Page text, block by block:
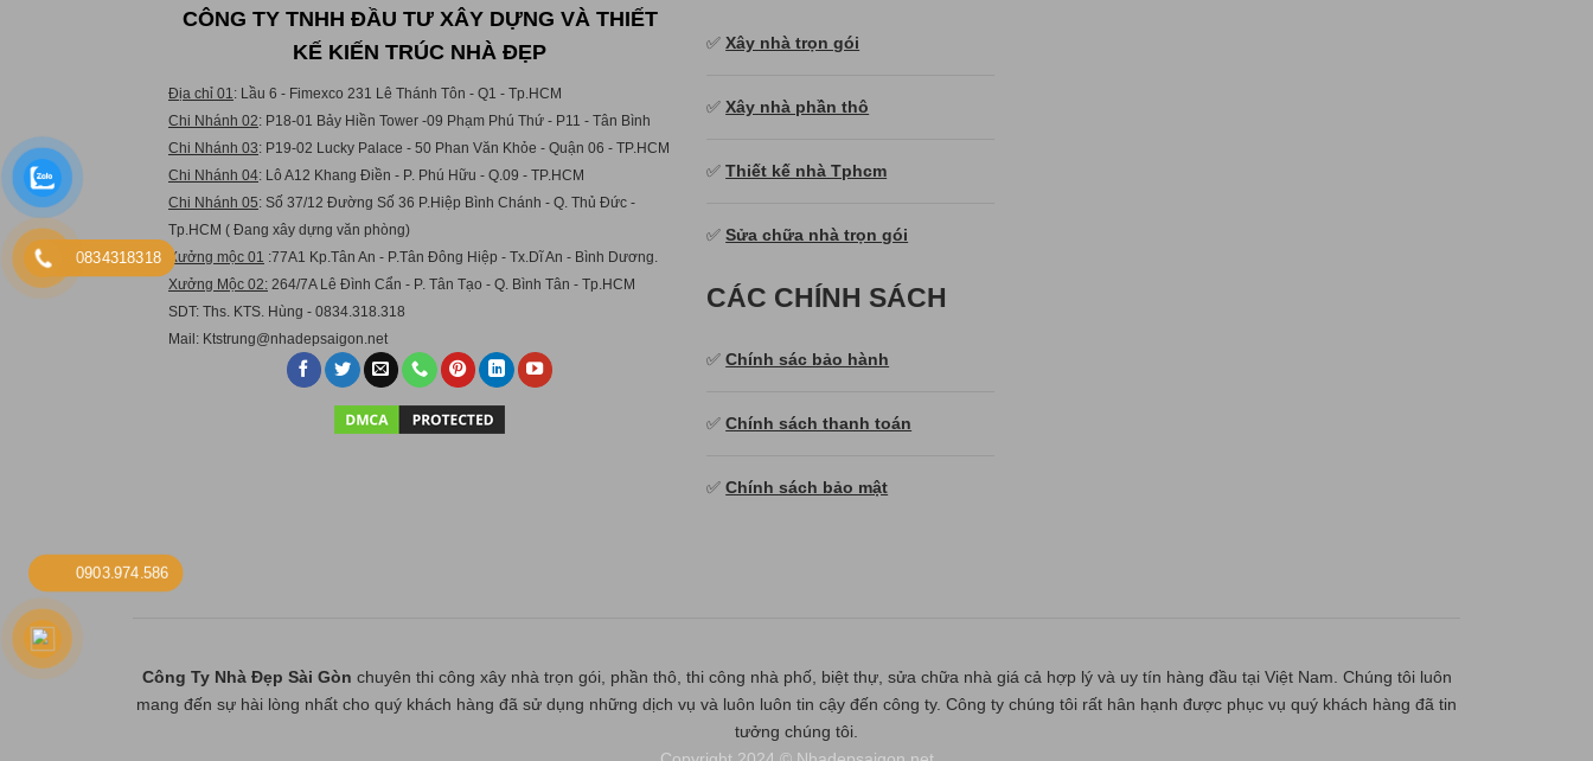
CÔNG TY TNHH ĐẦU TƯ XÂY DỰNG VÀ THIẾT
KẾ KIẾN TRÚC NHÀ ĐẸP
Địa chỉ 01 : Lầu 6 - Fimexco 231 Lê Thánh Tôn - Q1 - Tp.HCM
Chi Nhánh 02: P18-01 Bảy Hiền Tower -09 Phạm Phú Thứ - P11 - Tân Bình
Chi Nhánh 03: P19-02 Lucky Palace - 50 Phan Văn Khỏe - Quận 06 - TP.HCM
Chi Nhánh 04: Lô A12 Khang Điền - P. Phú Hữu - Q.09 - TP.HCM
Chi Nhánh 05: Số 37/12 Đường Số 36 P.Hiệp Bình Chánh - Q. Thủ Đức -
Tp.HCM ( Đang xây dựng văn phòng)
Xưởng mộc 01
:77A1 Kp.Tân An - P.Tân Đông Hiệp - Tx.Dĩ An - Bình Dương.
Xưởng Mộc 02: 264/7A Lê Đình Cẩn - P. Tân Tạo - Q. Bình Tân - Tp.HCM
SDT: Ths. KTS. Hùng - 0834.318.318
Mail: Ktstrung@nhadepsaigon.net
✅Xây nhà trọn gói
✅Xây nhà phần thô
✅Thiết kế nhà Tphcm
✅Sửa chữa nhà trọn gói
CÁC CHÍNH SÁCH
✅Chính sác bảo hành
✅Chính sách thanh toán
✅Chính sách bảo mật
Công Ty Nhà Đẹp Sài Gòn chuyên thi công xây nhà trọn gói, phần thô, thi công nhà phố, biệt thự, sửa chữa nhà giá cả hợp lý và uy tín hàng đầu tại Việt Nam. Chúng tôi luôn
mang đến sự hài lòng nhất cho quý khách hàng đã sử dụng những dịch vụ và luôn luôn tin cậy đến công ty. Công ty chúng tôi rất hân hạnh được phục vụ quý khách hàng đã tin
tưởng chúng tôi.
0903.974.586
0834318318